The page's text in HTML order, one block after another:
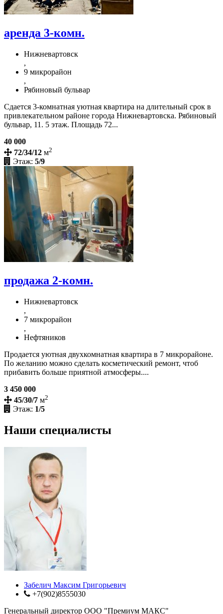
аренда 3-комн.
Нижневартовск
,
9 микрорайон
,
Рябиновый бульвар
Сдается 3-комнатная уютная квартира на длительный срок в
привлекательном районе города Нижневартовска. Рябиновый
бульвар, 11. 5 этаж. Площадь 72...
40 000
72/34/12 м2
Этаж: 5/9
продажа 2-комн.
Нижневартовск
,
7 микрорайон
,
Нефтяников
Продается уютная двухкомнатная квартира в 7 микрорайоне.
По желанию можно сделать косметический ремонт, чтоб
прибавить больше приятной атмосферы....
3 450 000
45/30/7 м2
Этаж: 1/5
Наши специалисты
Забелич Максим Григорьевич
+7(902)8555030
Генеральный директор ООО "Премиум МАКС"